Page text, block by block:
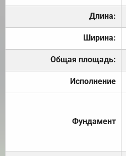
Длина:
Ширина:
Общая площадь:
Исполнение
Фундамент